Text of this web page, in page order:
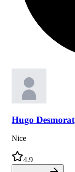
Hugo Desmorat
Nice
4.9